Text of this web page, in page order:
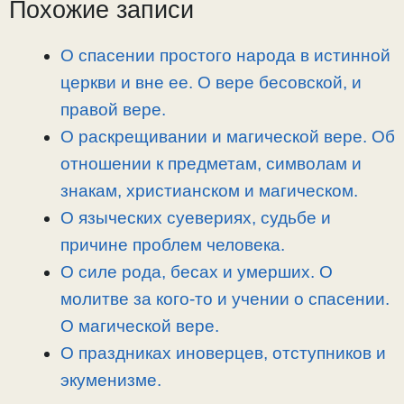
a
Похожие записи
О спасении простого народа в истинной
церкви и вне ее. О вере бесовской, и
правой вере.
О раскрещивании и магической вере. Об
отношении к предметам, символам и
знакам, христианском и магическом.
О языческих суевериях, судьбе и
причине проблем человека.
О силе рода, бесах и умерших. О
молитве за кого-то и учении о спасении.
О магической вере.
О праздниках иноверцев, отступников и
экуменизме.